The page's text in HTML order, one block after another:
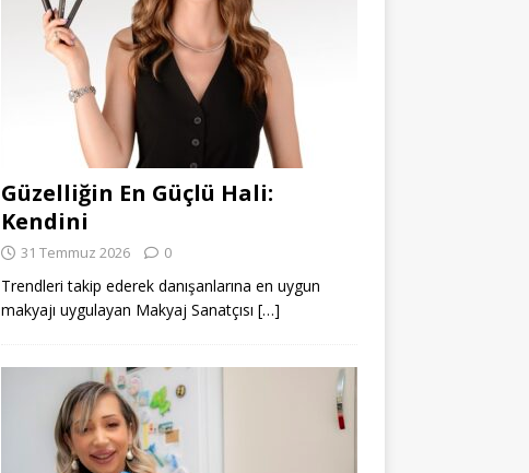
Güzelliğin En Güçlü Hali:
Kendini
31 Temmuz 2026 0
Trendleri takip ederek danışanlarına en uygun
makyajı uygulayan Makyaj Sanatçısı […]